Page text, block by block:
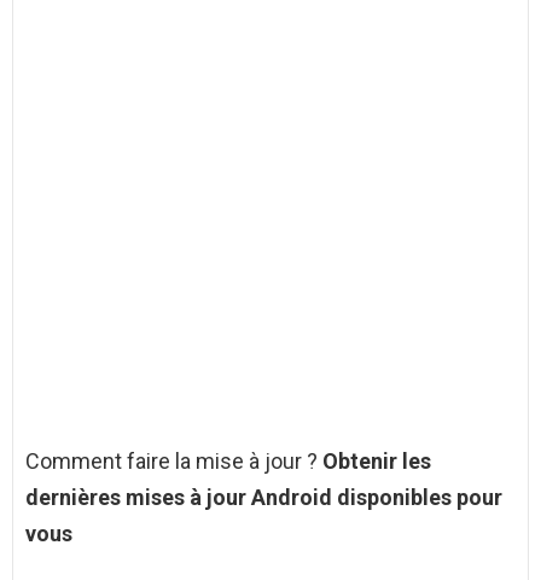
Comment faire la mise à jour ? Obtenir les
dernières mises à jour Android disponibles pour
vous